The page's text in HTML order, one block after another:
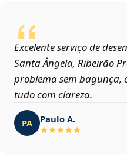
Excelente serviço de
Santa Ângela, Ribeirão
problema sem bagunça,
tudo com clareza.
PA Paulo A.